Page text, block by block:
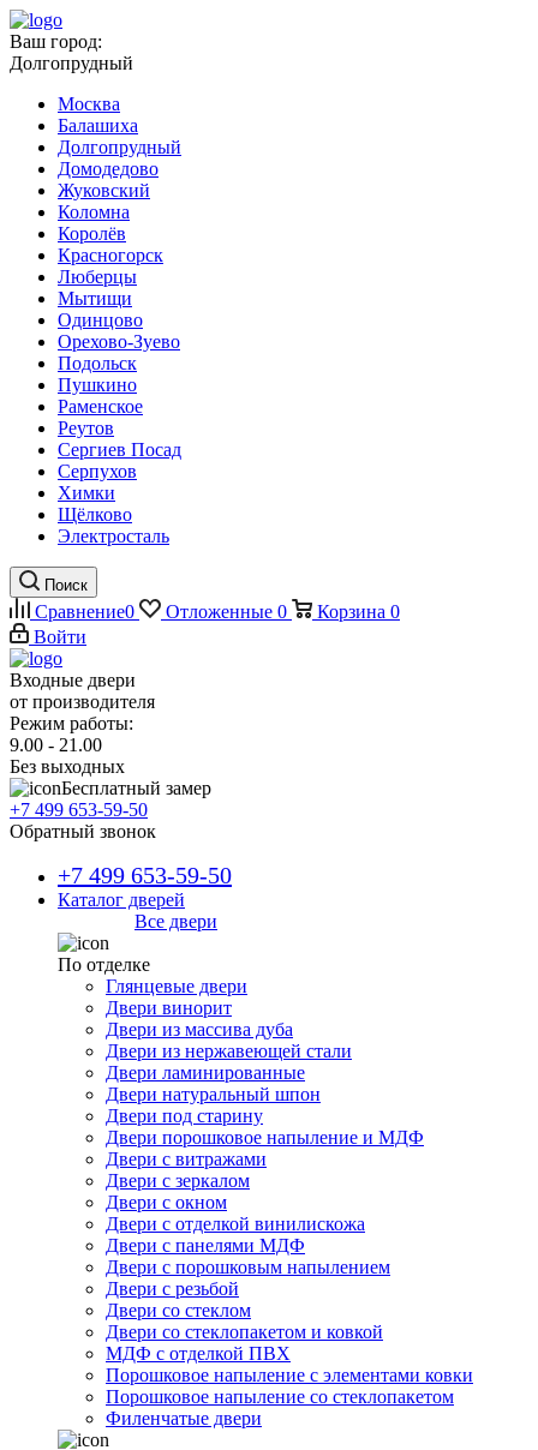
Ваш город:
Долгопрудный
Москва
Балашиха
Долгопрудный
Домодедово
Жуковский
Коломна
Королёв
Красногорск
Люберцы
Мытищи
Одинцово
Орехово-Зуево
Подольск
Пушкино
Раменское
Реутов
Сергиев Посад
Серпухов
Химки
Щёлково
Электросталь
Поиск
Сравнение0 Отложенные 0 Корзина 0
Войти
Входные двери
от производителя
Режим работы:
9.00 - 21.00
Без выходных
Бесплатный замер
+7 499 653-59-50
Обратный звонок
+7 499 653-59-50
Каталог дверей
Все двери
По отделке
Глянцевые двери
Двери винорит
Двери из массива дуба
Двери из нержавеющей стали
Двери ламинированные
Двери натуральный шпон
Двери под старину
Двери порошковое напыление и МДФ
Двери с витражами
Двери с зеркалом
Двери с окном
Двери с отделкой винилискожа
Двери с панелями МДФ
Двери с порошковым напылением
Двери с резьбой
Двери со стеклом
Двери со стеклопакетом и ковкой
МДФ с отделкой ПВХ
Порошковое напыление с элементами ковки
Порошковое напыление со стеклопакетом
Филенчатые двери